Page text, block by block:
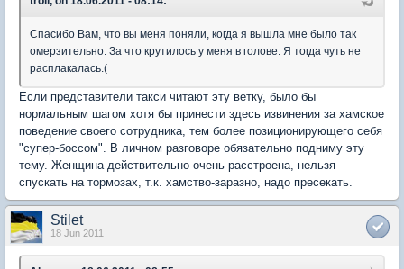
Спасибо Вам, что вы меня поняли, когда я вышла мне было так
омерзительно. За что крутилось у меня в голове. Я тогда чуть не
расплакалась.(
Если представители такси читают эту ветку, было бы
нормальным шагом хотя бы принести здесь извинения за хамское
поведение своего сотрудника, тем более позиционирующего себя
"супер-боссом". В личном разговоре обязательно подниму эту
тему. Женщина действительно очень расстроена, нельзя
спускать на тормозах, т.к. хамство-заразно, надо пресекать.
Stilet
18 Jun 2011